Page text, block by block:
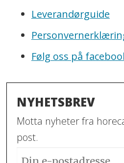
Leverandørguide
Følg oss på
NYHETSBREV
Motta nyheter fra
post.